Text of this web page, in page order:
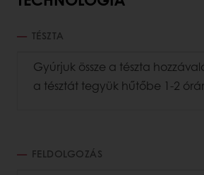
TÉSZTA
Gyúrjuk össze a tészta
a tésztát tegyük hűtőbe 1-2
FELDOLGOZÁS